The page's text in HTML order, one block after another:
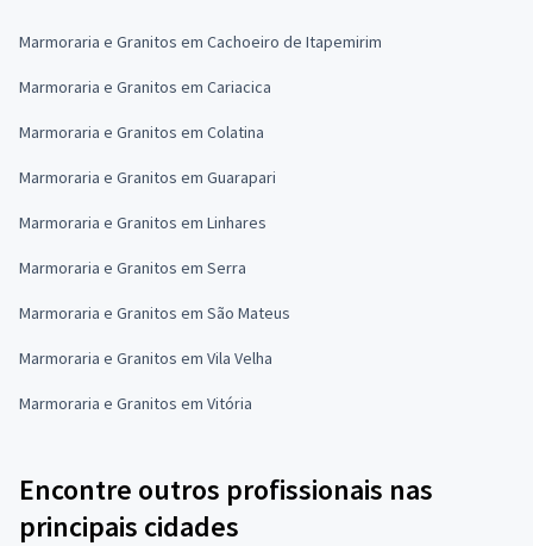
Marmoraria e Granitos em Cachoeiro de Itapemirim
Marmoraria e Granitos em Cariacica
Marmoraria e Granitos em Colatina
Marmoraria e Granitos em Guarapari
Marmoraria e Granitos em Linhares
Marmoraria e Granitos em Serra
Marmoraria e Granitos em São Mateus
Marmoraria e Granitos em Vila Velha
Marmoraria e Granitos em Vitória
Encontre outros profissionais nas
principais cidades